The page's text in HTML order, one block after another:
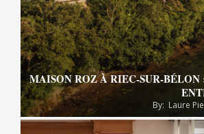
MAISON ROZ À RIEC-SUR-
By: Laure